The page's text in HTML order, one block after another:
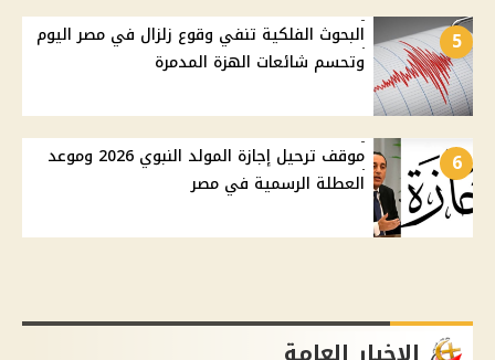
5
البحوث الفلكية تنفي وقوع زلزال في مصر اليوم
وتحسم شائعات الهزة المدمرة
6
موقف ترحيل إجازة المولد النبوي 2026 وموعد
العطلة الرسمية في مصر